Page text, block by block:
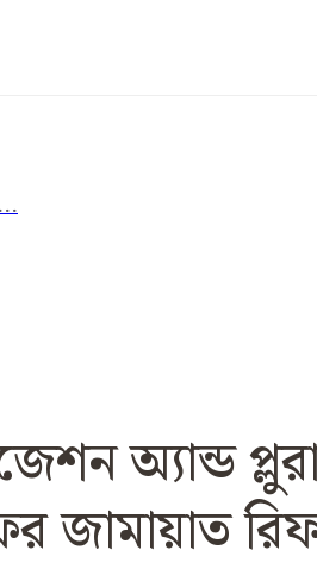
অ্যান্ড
জামায়াত